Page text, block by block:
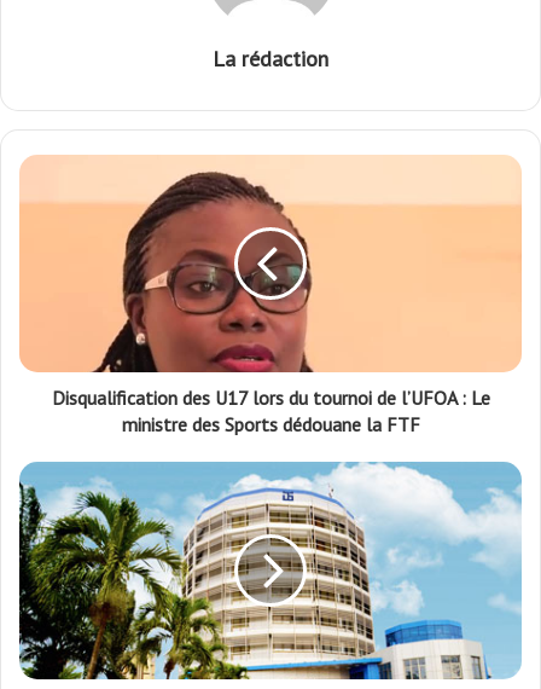
La rédaction
Disqualification des U17 lors du tournoi de l’UFOA : Le
ministre des Sports dédouane la FTF